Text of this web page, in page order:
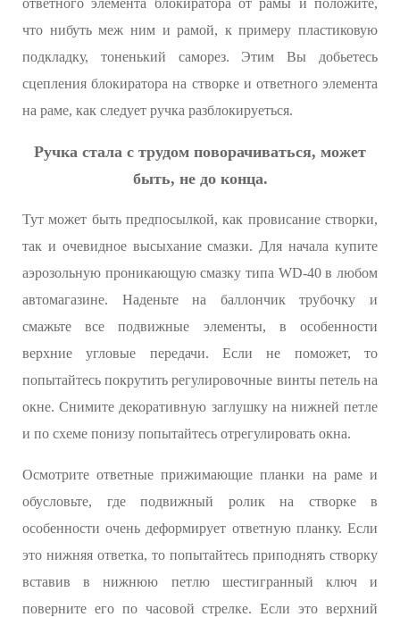
что нибуть меж ним и рамой, к примеру пластиковую
подкладку, тоненький саморез. Этим Вы добьетесь
сцепления блокиратора на створке и ответного элемента
на раме, как следует ручка разблокируеться.
Ручка стала с трудом поворачиваться, может
быть, не до конца.
Тут может быть предпосылкой, как провисание створки,
так и очевидное высыхание смазки. Для начала купите
аэрозольную проникающую смазку типа WD-40 в любом
автомагазине. Наденьте на баллончик трубочку и
смажьте все подвижные элементы, в особенности
верхние угловые передачи. Если не поможет, то
попытайтесь покрутить регулировочные винты петель на
окне. Снимите декоративную заглушку на нижней петле
и по схеме понизу попытайтесь отрегулировать окна.
Осмотрите ответные прижимающие планки на раме и
обусловьте, где подвижный ролик на створке в
особенности очень деформирует ответную планку. Если
это нижняя ответка, то попытайтесь приподнять створку
вставив в нижнюю петлю шестигранный ключ и
поверните его по часовой стрелке. Если это верхний